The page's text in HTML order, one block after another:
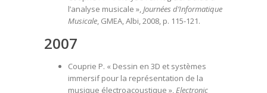
l’analyse musicale »,Journées d’Informatique
Musicale, GMEA, Albi, 2008, p. 115-121.
2007
Couprie P. « Dessin en 3D et systèmes
immersif pour la représentation de la
musique électroacoustique »,Electronic